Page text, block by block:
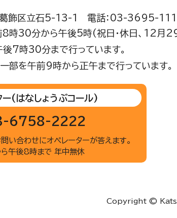
飾区立石5-13-1 電話：03-3695-1111
8時30分から午後5時(祝日・休日、12月
7時30分まで行っています。
部を午前9時から正午まで行っています。
ー(はなしょうぶコール)
6758-2222
い合わせにオペレーターが答えます。
午後8時まで 年中無休
Copyright ©